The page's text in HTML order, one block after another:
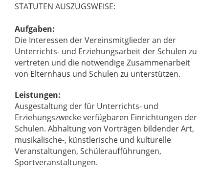
STATUTEN AUSZUGSWEISE:
Aufgaben:
Die Interessen der Vereinsmitglieder an der
Unterrichts- und Erziehungsarbeit der Schulen zu
vertreten und die notwendige Zusammenarbeit
von Elternhaus und Schulen zu unterstützen.
Leistungen:
Ausgestaltung der für Unterrichts- und
Erziehungszwecke verfügbaren Einrichtungen der
Schulen. Abhaltung von Vorträgen bildender Art,
musikalische-, künstlerische und kulturelle
Veranstaltungen, Schüleraufführungen,
Sportveranstaltungen.